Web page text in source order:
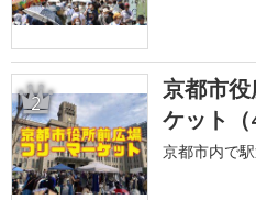
2
京都市
ケット
京都市内で